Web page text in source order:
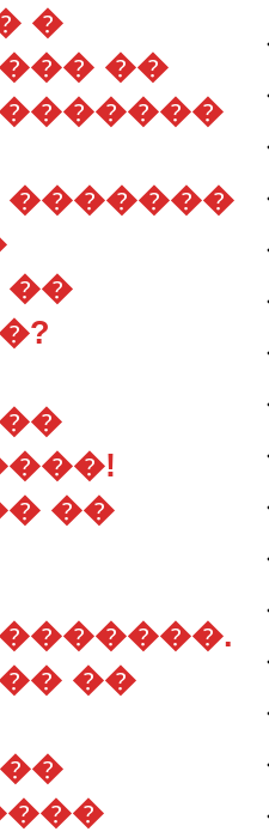
�
��
�������
�������
��
��
��